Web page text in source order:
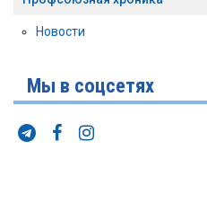
Новости
Мы в соцсетях